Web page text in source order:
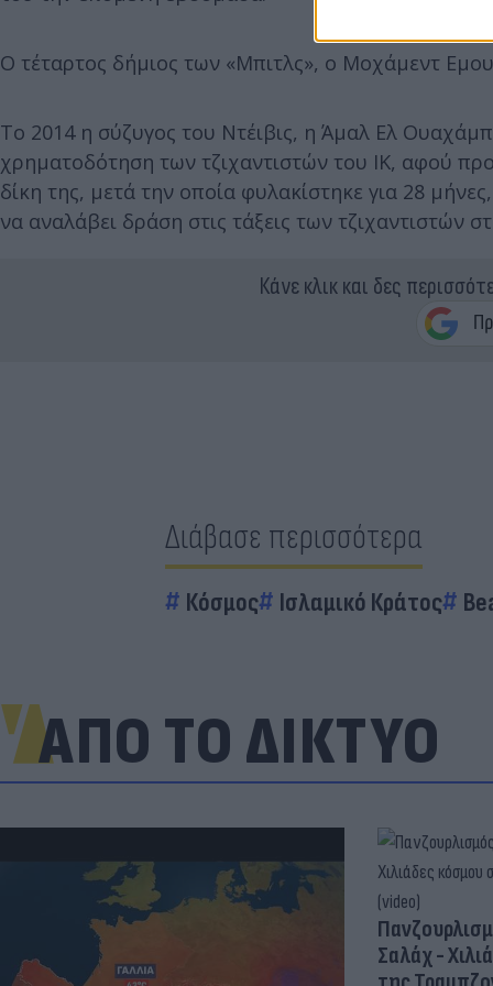
Ο τέταρτος δήμιος των «Μπιτλς», ο Μοχάμεντ
Το 2014 η σύζυγος του Ντέιβις, η Άμαλ Ελ
χρηματοδότηση των τζιχαντιστών του ΙΚ, αφού
δίκη της, μετά την οποία φυλακίστηκε για 28
να αναλάβει δράση στις τάξεις των τζιχαντιστών
Κάνε κλικ και δες
Διάβασε περισσότερα
Κόσμος Ισλαμικό Κράτος
ΑΠΟ ΤΟ ΔΙΚΤΥΟ
Σαλάχ -